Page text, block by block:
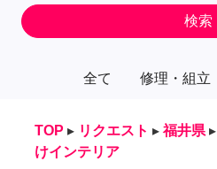
全て 修理・組立
検索
TOP ▸ リクエスト ▸ 福井県 ▸
けインテリア